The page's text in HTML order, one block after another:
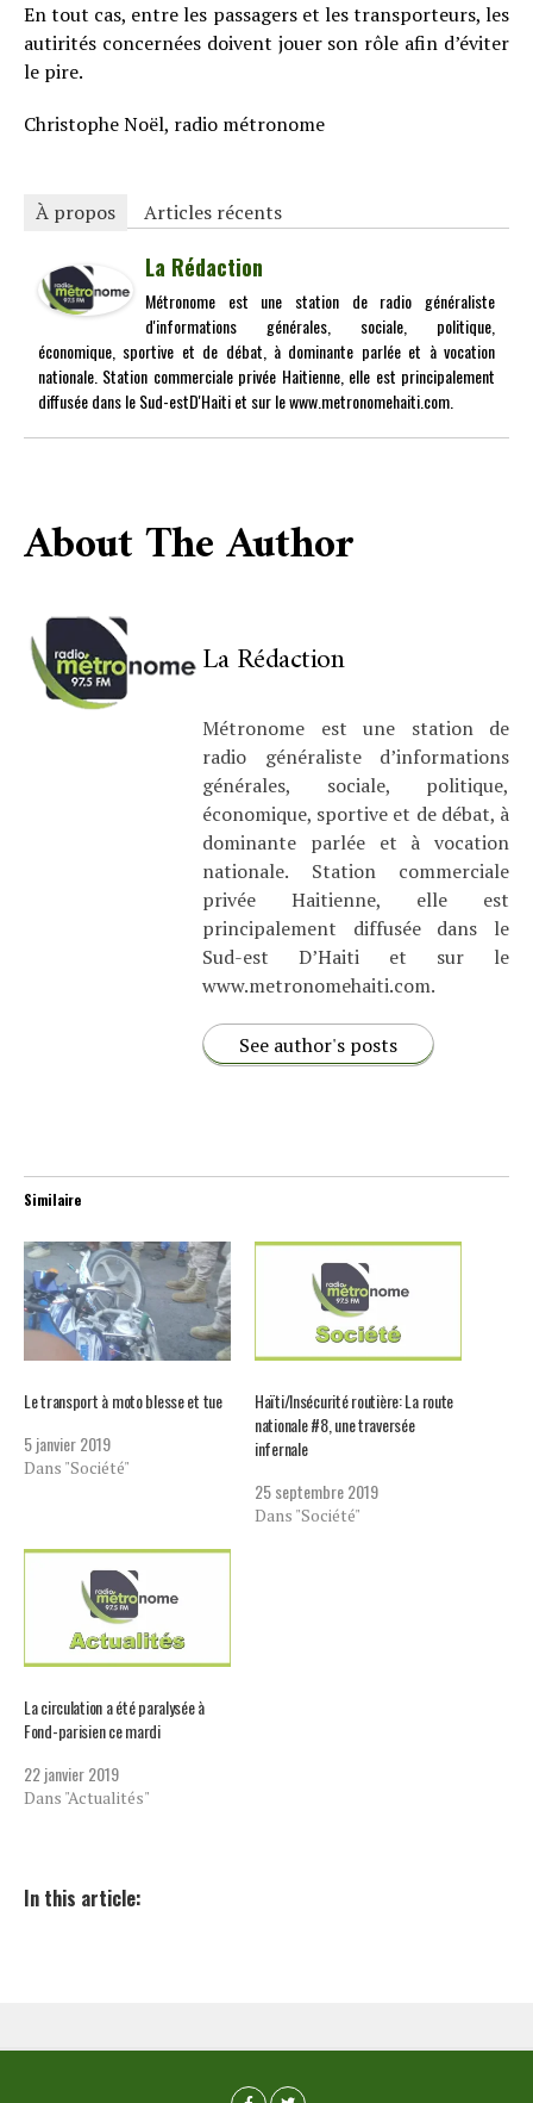
En tout cas, entre les passagers et les transporteurs, les
autirités concernées doivent jouer son rôle afin d’éviter
le pire.
Christophe Noël, radio métronome
À propos Articles récents
La Rédaction
Métronome est une station de radio généraliste
d'informations générales, sociale, politique,
économique, sportive et de débat, à dominante parlée et à vocation
nationale. Station commerciale privée Haitienne, elle est principalement
diffusée dans le Sud-estD'Haiti et sur le www.metronomehaiti.com.
About The Author
La Rédaction
Métronome est une station de
radio généraliste d’informations
générales, sociale, politique,
économique, sportive et de débat, à
dominante parlée et à vocation
nationale. Station commerciale
privée Haitienne, elle est
principalement diffusée dans le
Sud-est D’Haiti et sur le
www.metronomehaiti.com.
See author's posts
Similaire
Le transport à moto blesse et tue
5 janvier 2019
Dans "Société"
Haïti/Insécurité routière: La route
nationale #8, une traversée
infernale
25 septembre 2019
Dans "Société"
La circulation a été paralysée à
Fond-parisien ce mardi
22 janvier 2019
Dans "Actualités"
In this article: